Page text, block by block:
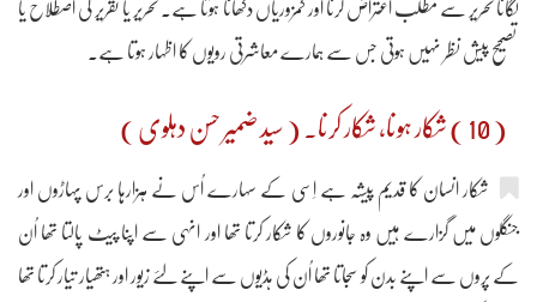
لگانا تحریر سے مطلب اعتراض کرنا اور کمزوریاں دکھانا ہوتا ہے۔ تحریر یا تقریر کی اصطلاح یا
تصحیح پیش نظر نہیں ہوتی جس سے ہمارے معاشرتی رویوں کا اظہار ہوتا ہے۔
( 10 ) شِکار ہونا، شِکار کرنا۔ ( سید ضمیر حسن دہلوی )
شِکار انسان کا قدیم پیشہ ہے اِسی کے سہارے اُس نے ہزارہا برس پہاڑوں اور
جنگلوں میں گزارے ہیں وہ جانوروں کا شکار کرتا تھا اور انہی سے اپنا پیٹ پالتا تھا اُن
کے پروں سے اپنے بدن کو سجاتا تھا اُن کی ہڈیوں سے اپنے لئے زیور اور ہتھیار تیار کرتا تھا